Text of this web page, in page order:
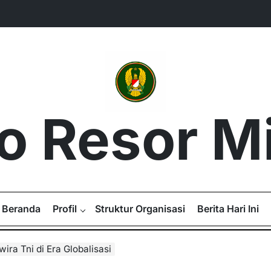
Resor
Beranda Profil Struktur Organisasi Berita Hari Ini
Tni di Era Globalisasi